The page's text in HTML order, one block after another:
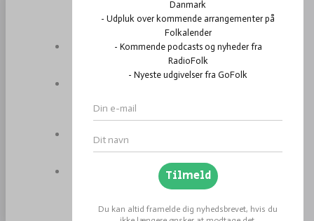
Arrangementer
Folkabasen